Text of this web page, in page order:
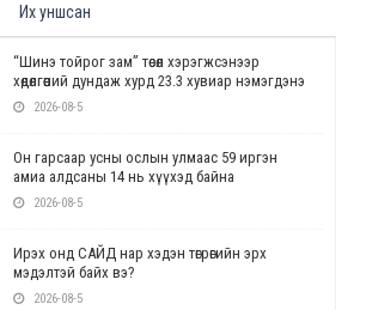
Их уншсан
“Шинэ тойрог зам” төсөл хэрэгжсэнээр
хөдөлгөөний дундаж хурд 23.3 хувиар нэмэгдэнэ
2026-08-5
Он гарсаар усны ослын улмаас 59 иргэн
амиа алдсаны 14 нь хүүхэд байна
2026-08-5
Ирэх онд САЙД нар хэдэн төгрөгийн эрх
мэдэлтэй байх вэ?
2026-08-5